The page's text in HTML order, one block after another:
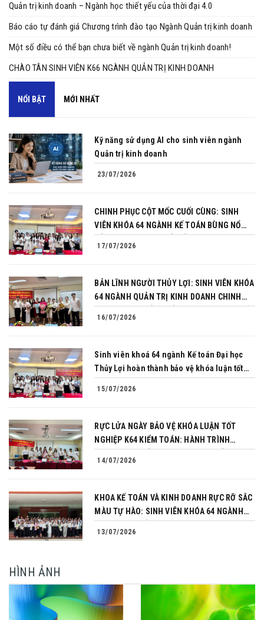
Quản trị kinh doanh – Ngành học thiết yếu của thời đại 4.0
Báo cáo tự đánh giá Chương trình đào tạo Ngành Quản trị kinh doanh
Một số điều có thể bạn chưa biết về ngành Quản trị kinh doanh!
CHÀO TÂN SINH VIÊN K66 NGÀNH QUẢN TRỊ KINH DOANH
NỔI BẬT MỚI NHẤT
Kỹ năng sử dụng AI cho sinh viên ngành
Quản trị kinh doanh
23/07/2026
CHINH PHỤC CỘT MỐC CUỐI CÙNG: SINH
VIÊN KHÓA 64 NGÀNH KẾ TOÁN BÙNG NỔ
17/07/2026
BẢN LĨNH NGƯỜI THỦY LỢI: SINH VIÊN KHÓA
64 NGÀNH QUẢN TRỊ KINH DOANH CHINH
16/07/2026
Sinh viên khoá 64 ngành Kế toán Đại học
Thủy Lợi hoàn thành bảo vệ khóa luận tốt
15/07/2026
RỰC LỬA NGÀY BẢO VỆ KHÓA LUẬN TỐT
NGHIỆP K64 KIỂM TOÁN: HÀNH TRÌNH
14/07/2026
KHOA KẾ TOÁN VÀ KINH DOANH RỰC RỠ SẮC
MÀU TỰ HÀO: SINH VIÊN KHÓA 64 NGÀNH
13/07/2026
HÌNH ẢNH